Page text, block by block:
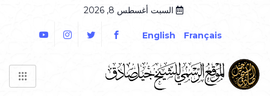
السبت أغسطس 8, 2026
Français
English